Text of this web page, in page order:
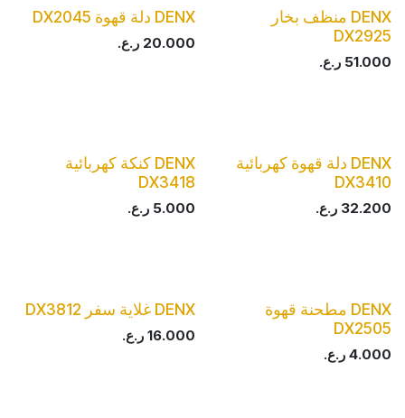
DENX منظف بخار
DX2925
51.000 ر.ع.
DENX دلة قهوة DX2045
20.000 ر.ع.
DENX دلة قهوة كهربائية
DX3410
32.200 ر.ع.
DENX كنكة كهربائية
DX3418
5.000 ر.ع.
DENX مطحنة قهوة
DX2505
4.000 ر.ع.
DENX غلاية سفر DX3812
16.000ر.ع.